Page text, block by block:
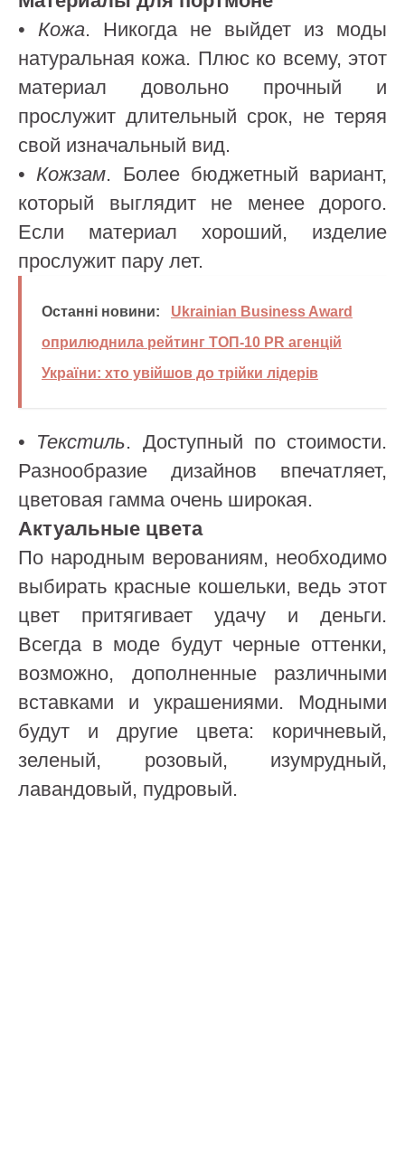
• Кожа. Никогда не выйдет из моды
натуральная кожа. Плюс ко всему, этот
материал довольно прочный и
прослужит длительный срок, не теряя
свой изначальный вид.
•Кожзам. Более бюджетный вариант,
который выглядит не менее дорого.
Если материал хороший, изделие
прослужит пару лет.
Останні новини:
Ukrainian Business Award
оприлюднила рейтинг ТОП-10 PR агенцій
України: хто увійшов до трійки лідерів
• Текстиль. Доступный по стоимости.
Разнообразие дизайнов впечатляет,
цветовая гамма очень широкая.
Актуальные цвета
По народным верованиям, необходимо
выбирать красные кошельки, ведь этот
цвет притягивает удачу и деньги.
Всегда в моде будут черные оттенки,
возможно, дополненные различными
вставками и украшениями. Модными
будут и другие цвета: коричневый,
зеленый, розовый, изумрудный,
лавандовый, пудровый.